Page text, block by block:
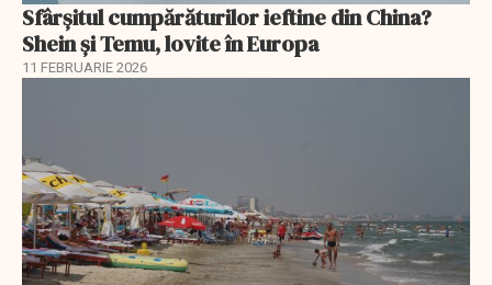
Sfârșitul cumpărăturilor ieftine din China?
Shein și Temu, lovite în Europa
11 FEBRUARIE 2026